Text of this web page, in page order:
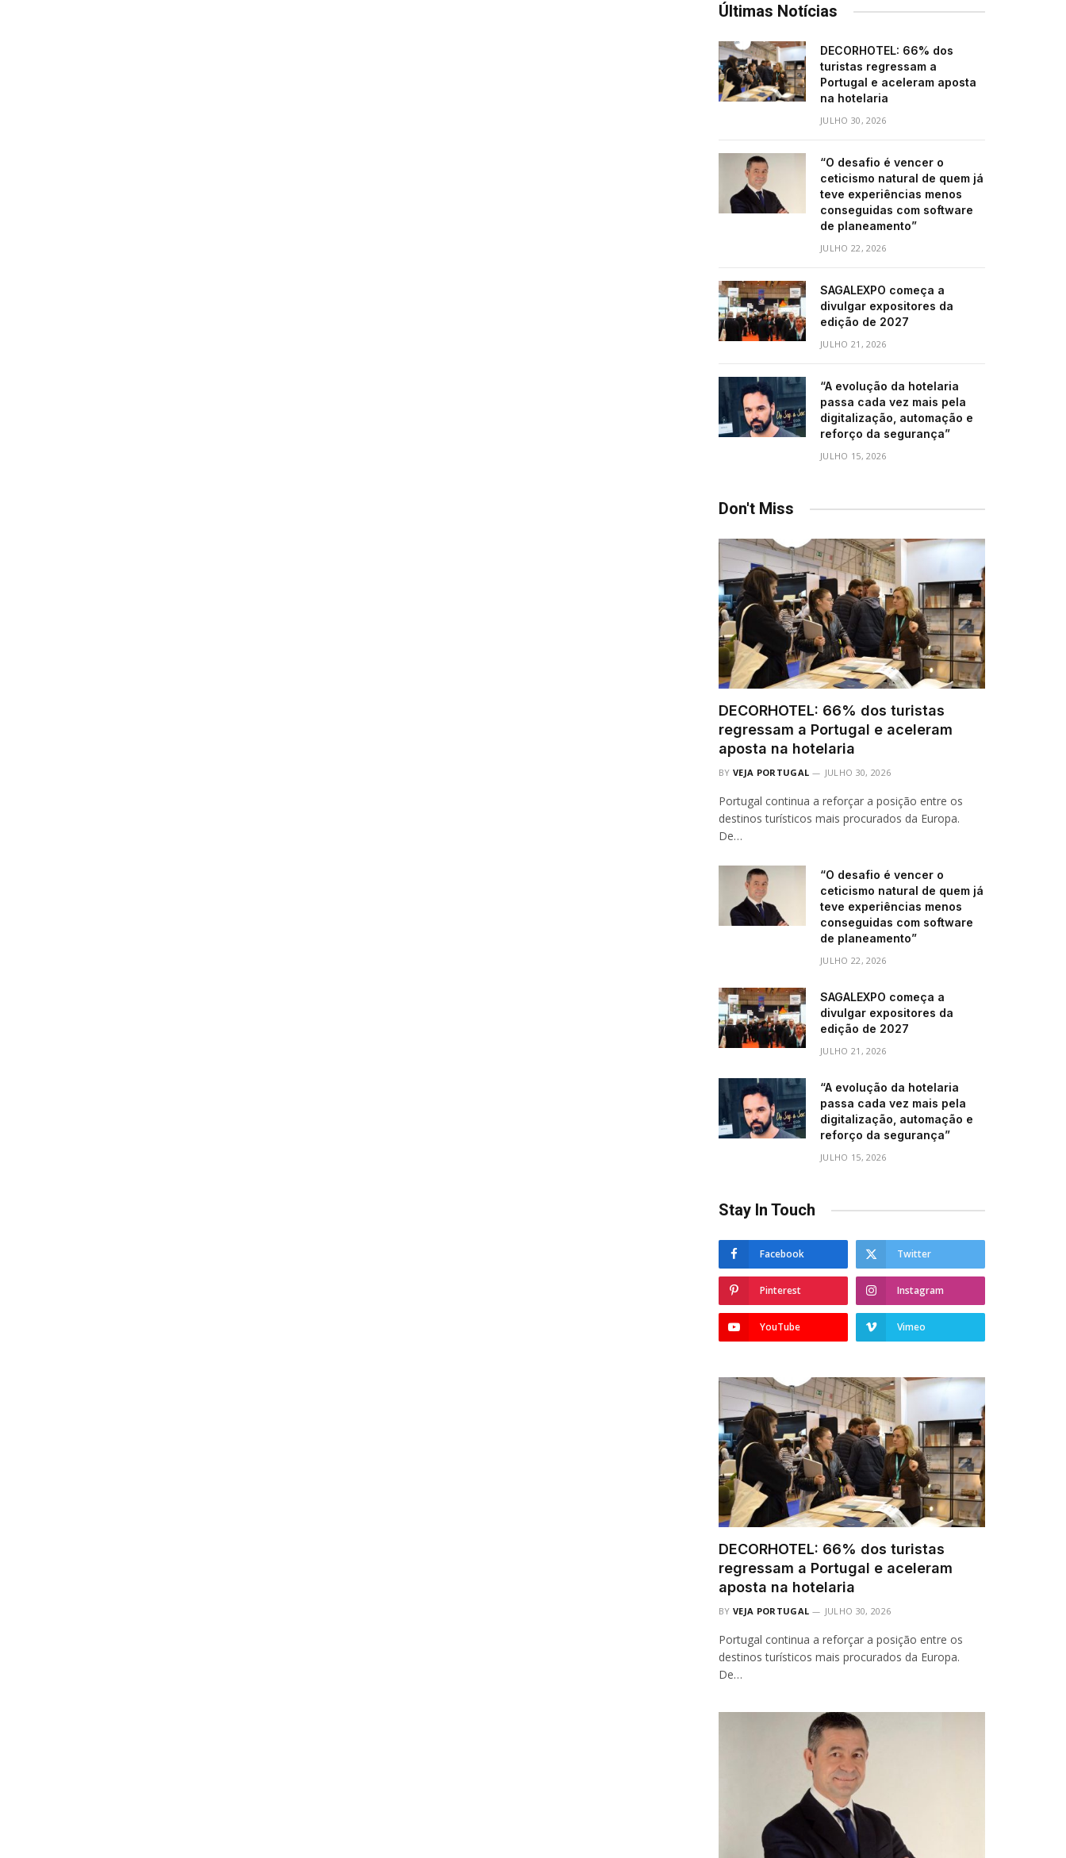
Últimas Notícias
DECORHOTEL: 66% dos
turistas regressam a
Portugal e aceleram aposta
na hotelaria
JULHO 30, 2026
“O desafio é vencer o
ceticismo natural de quem já
teve experiências menos
conseguidas com software
de planeamento”
JULHO 22, 2026
SAGALEXPO começa a
divulgar expositores da
edição de 2027
JULHO 21, 2026
“A evolução da hotelaria
passa cada vez mais pela
digitalização, automação e
reforço da segurança”
JULHO 15, 2026
Don't Miss
DECORHOTEL: 66% dos turistas
regressam a Portugal e aceleram
aposta na hotelaria
BY VEJA PORTUGAL JULHO 30, 2026
Portugal continua a reforçar a posição entre os
destinos turísticos mais procurados da Europa.
De…
“O desafio é vencer o
ceticismo natural de quem já
teve experiências menos
conseguidas com software
de planeamento”
JULHO 22, 2026
SAGALEXPO começa a
divulgar expositores da
edição de 2027
JULHO 21, 2026
“A evolução da hotelaria
passa cada vez mais pela
digitalização, automação e
reforço da segurança”
JULHO 15, 2026
Stay In Touch
Facebook Twitter
Pinterest Instagram
YouTube Vimeo
DECORHOTEL: 66% dos turistas
regressam a Portugal e aceleram
aposta na hotelaria
BY VEJA PORTUGAL JULHO 30, 2026
Portugal continua a reforçar a posição entre os
destinos turísticos mais procurados da Europa.
De…